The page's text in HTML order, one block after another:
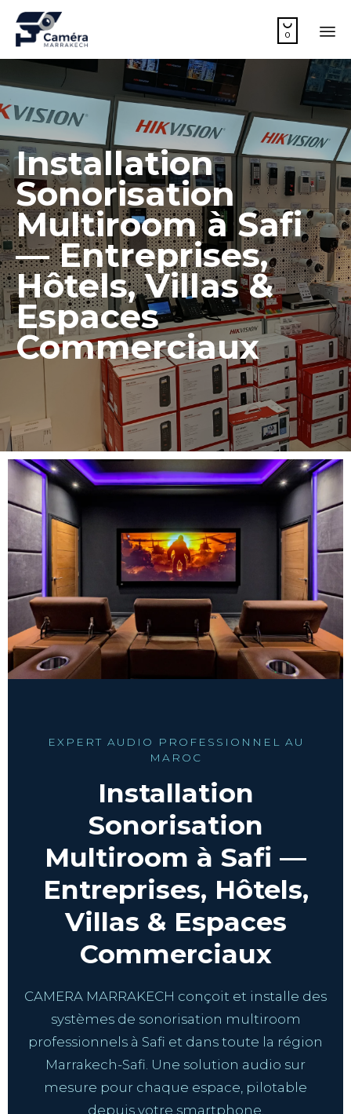

0
to
Installation
Sonorisation
Multiroom à Safi
— Entreprises,
Hôtels, Villas &
Espaces
Commerciaux
EXPERT AUDIO PROFESSIONNEL AU
MAROC
Installation
Sonorisation
Multiroom à Safi —
Entreprises, Hôtels,
Villas & Espaces
Commerciaux
CAMERA MARRAKECH conçoit et installe des
systèmes de sonorisation multiroom
professionnels à Safi et dans toute la région
Marrakech-Safi. Une solution audio sur
mesure pour chaque espace, pilotable
depuis votre smartphone.